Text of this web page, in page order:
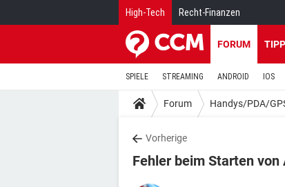
High-Tech Recht-Finanzen
FORUM
SPIELE STREAMING ANDROID IOS
Forum Handys/PDA/
Vorherige
Fehler beim Starten von